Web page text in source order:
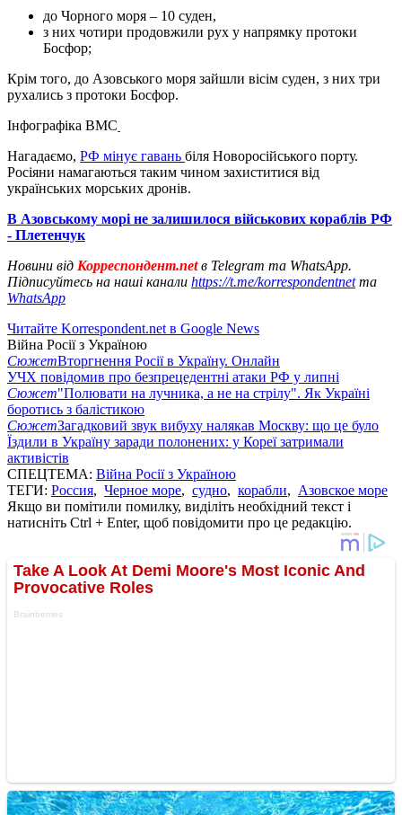
до Чорного моря – 10 суден,
з них чотири продовжили рух у напрямку протоки
Босфор;
Крім того, до Азовського моря зайшли вісім суден, з них три
рухались з протоки Босфор.
Інфографіка ВМС
Нагадаємо, РФ мінує гавань біля Новоросійського порту.
Росіяни намагаються таким чином захиститися від
українських морських дронів.
В Азовському морі не залишилося військових кораблів РФ
- Плетенчук
Новини від Корреспондент.netв Telegram та WhatsApp.
Підписуйтесь на наші канали https://t.me/korrespondentnetта
WhatsApp
Читайте Korrespondent.net в Google News
Війна Росії з Україною
СюжетВторгнення Росії в Україну. Онлайн
УЧХ повідомив про безпрецедентні атаки РФ у липні
Сюжет"Полювати на лучника, а не на стрілу". Як Україні
боротись з балістикою
СюжетЗагадковий звук вибуху налякав Москву: що це було
Їздили в Україну заради полонених: у Кореї затримали
активістів
СПЕЦТЕМА: Війна Росії з Україною
ТЕГИ: Россия, Черное море, судно, корабли, Азовское море
Якщо ви помітили помилку, виділіть необхідний текст і
натисніть Ctrl + Enter, щоб повідомити про це редакцію.